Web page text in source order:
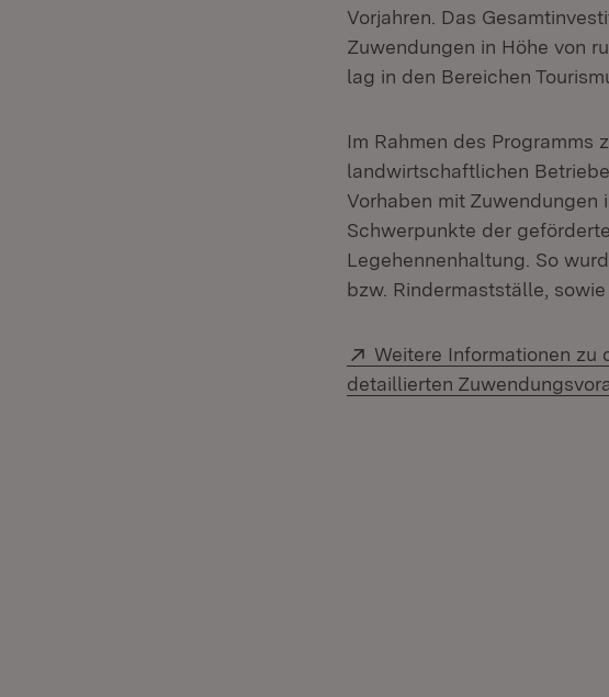
Vorjahren. Das
Zuwendungen in Höhe von
lag in den Bereichen
Im Rahmen des Programms
landwirtschaftlichen
Vorhaben mit Zuwendungen
Schwerpunkte der
Legehennenhaltung. So
bzw. Rindermastställe,
Extern:
Weitere Informationen zu
detaillierten